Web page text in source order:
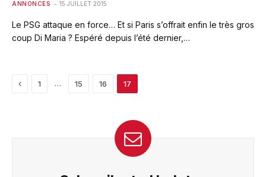
ANNONCES 15 JUILLET 2015
Le PSG attaque en force… Et si Paris s’offrait enfin le très gros
coup Di Maria ? Espéré depuis l’été dernier,…
Previous
1 … 15 16 17